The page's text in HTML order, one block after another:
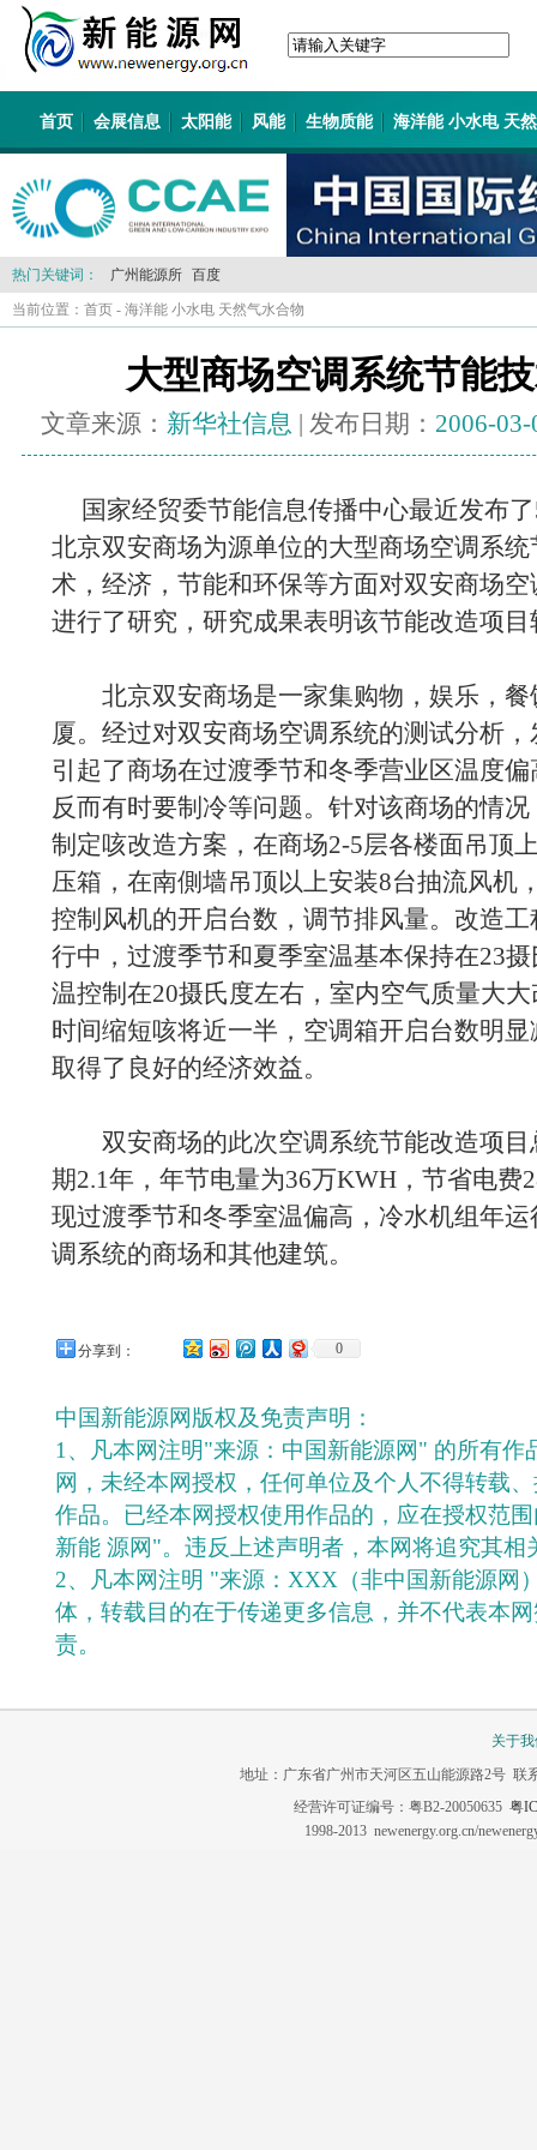
首页 会展信息 太阳能 风能 生物质能 海洋能 小水电 天
热门关键词： 广州能源所 百度
当前位置： 首页 - 海洋能 小水电 天然气水合物
大型商场空调系统节能
文章来源： 新华社信息 | 发布日期： 2006-03-
国家经贸委节能信息传播中心最近发布
北京双安商场为源单位的大型商场空调系
术，经济，节能和环保等方面对双安商场
进行了研究，研究成果表明该节能改造项
北京双安商场是一家集购物，娱乐，餐
厦。经过对双安商场空调系统的测试分析
引起了商场在过渡季节和冬季营业区温度
反而有时要制冷等问题。针对该商场的情
制定咳改造方案，在商场2-5层各楼面吊顶
压箱，在南側墙吊顶以上安装8台抽流风机
控制风机的开启台数，调节排风量。改造
行中，过渡季节和夏季室温基本保持在23
温控制在20摄氏度左右，室内空气质量大
时间缩短咳将近一半，空调箱开启台数明
取得了良好的经济效益。
双安商场的此次空调系统节能改造项目
期2.1年，年节电量为36万KWH，节省电费
现过渡季节和冬季室温偏高，冷水机组年
调系统的商场和其他建筑。
分享到： 0
中国新能源网版权及免责声明：
1、凡本网注明"来源：中国新能源网" 的所有作
网，未经本网授权，任何单位及个人不得转载
作品。已经本网授权使用作品的，应在授权范
新能 源网"。违反上述声明者，本网将追究其相
2、凡本网注明 "来源：XXX（非中国新能源网
体，转载目的在于传递更多信息，并不代表本
责。
关于
地址：广东省广州市天河区五山能源路2号 联
经营许可证编号：粤B2-20050635 粤
1998-2013 newenergy.org.cn/